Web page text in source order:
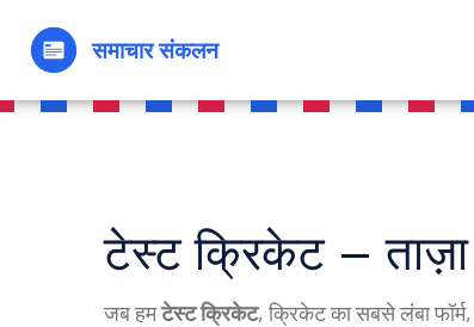
टेस्ट क्रिकेट –
जब हमटेस्ट क्रिकेट,क्रिकेट का सबसे लंबा